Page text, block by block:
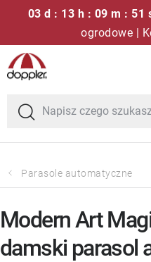
03 d : 13 h : 09 m : 51
ogrodowe |
Przejść
do
treści
Zestawy sof
Parasole ogrodowe
Poduszki i poduszki
Parasole automatyczne
Modern Art
damski parasol